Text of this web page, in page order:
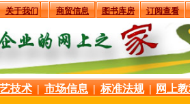
关于我们 商贸信息 图书库房 订阅查看
技术 | 市场信息 | 标准法规 | 网上